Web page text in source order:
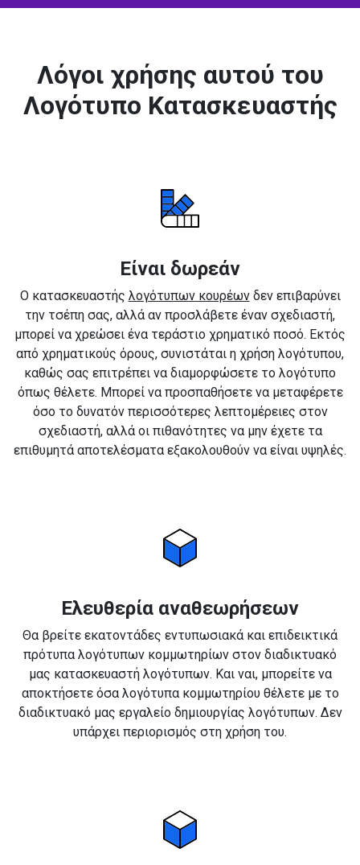
Λόγοι χρήσης αυτού του
Λογότυπο Κατασκευαστής
Είναι δωρεάν
Ο κατασκευαστής λογότυπων κουρέωνδεν επιβαρύνει
την τσέπη σας, αλλά αν προσλάβετε έναν σχεδιαστή,
μπορεί να χρεώσει ένα τεράστιο χρηματικό ποσό. Εκτός
από χρηματικούς όρους, συνιστάται η χρήση λογότυπου,
καθώς σας επιτρέπει να διαμορφώσετε το λογότυπο
όπως θέλετε. Μπορεί να προσπαθήσετε να μεταφέρετε
όσο το δυνατόν περισσότερες λεπτομέρειες στον
σχεδιαστή, αλλά οι πιθανότητες να μην έχετε τα
επιθυμητά αποτελέσματα εξακολουθούν να είναι υψηλές.
Ελευθερία αναθεωρήσεων
Θα βρείτε εκατοντάδες εντυπωσιακά και επιδεικτικά
πρότυπα λογότυπων κομμωτηρίων στον διαδικτυακό
μας κατασκευαστή λογότυπων. Και ναι, μπορείτε να
αποκτήσετε όσα λογότυπα κομμωτηρίου θέλετε με το
διαδικτυακό μας εργαλείο δημιουργίας λογότυπων. Δεν
υπάρχει περιορισμός στη χρήση του.